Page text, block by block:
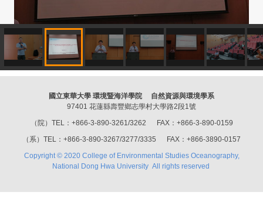
國立東華大學 環境暨海洋學院 自然資源與環境學系
97401 花蓮縣壽豐鄉志學村大學路2段1號
（院）TEL：+866-3-890-3261/3262 FAX：+866-3-890-0159
（系）TEL：+866-3-890-3267/3277/3335 FAX：+866-3890-0157
Copyright © 2020 College of Environmental Studies Oceanography,
National Dong Hwa University All rights reserved